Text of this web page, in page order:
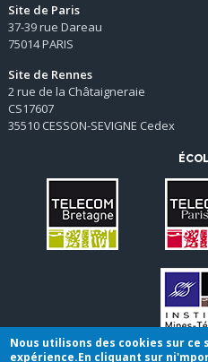
Site de Paris
37-39 rue Dareau
75014 PARIS
Site de Rennes
2 rue de la Châtaigneraie
CS17607
35510 CESSON-SEVIGNE Cedex
Nous utilisons des cookies sur
expérience.En cliquant sur